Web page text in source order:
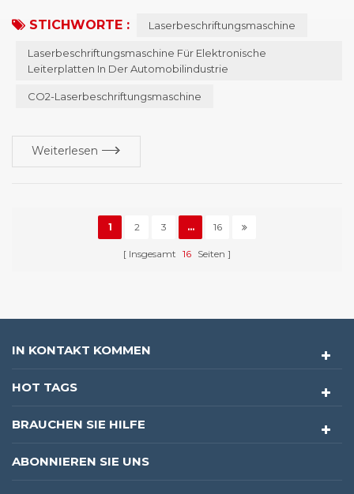
Lasermarkierungsmaschine, Lasermarkierungsmaschine,
so weiter, Lasermarkierungsmaschine hat mehrere Arten von
STICHWORTE : Laserbeschriftungsmaschine
Laserbeschriftungsmaschine Für Elektronische
Leiterplatten In Der Automobilindustrie
CO2-Laserbeschriftungsmaschine
Weiterlesen
1 2 3 ... 16
Insgesamt 16 Seiten
IN KONTAKT KOMMEN
HOT TAGS
BRAUCHEN SIE HILFE
ABONNIEREN SIE UNS